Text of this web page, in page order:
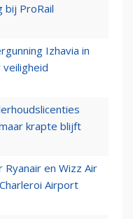
bij ProRail
Izhavia in
krapte blijft
en Wizz Air
Airport